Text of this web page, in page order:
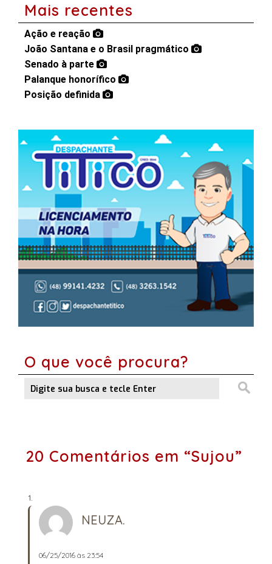
Mais recentes
Ação e reação
João Santana e o Brasil pragmático
Senado à parte
Palanque honorífico
Posição definida
O que você procura?
20 Comentários em “Sujou”
NEUZA.
06/25/2016 às 23:54